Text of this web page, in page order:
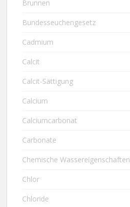
Brunnen
Bundesseuchengesetz
Cadmium
Calcit
Calcit-Sättigung
Calcium
Calciumcarbonat
Carbonate
Chemische Wassereigenschaften
Chlor
Chloride